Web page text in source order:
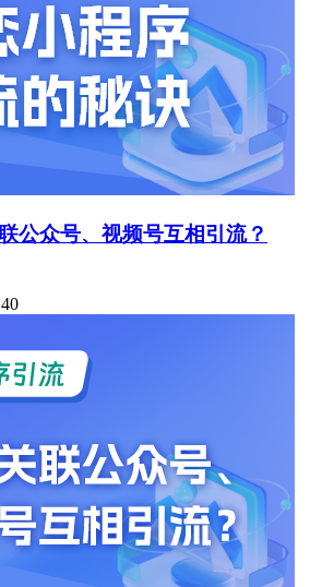
公众号、视频号互相引流？